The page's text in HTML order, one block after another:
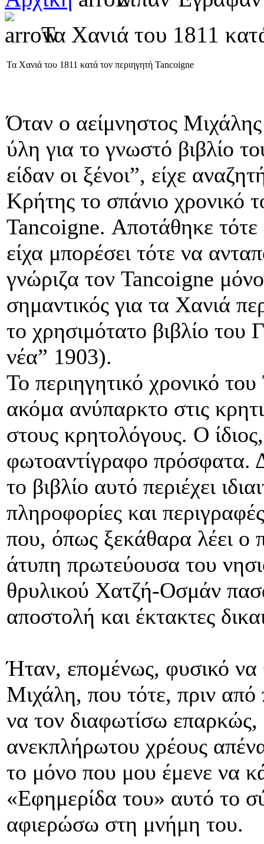
Τα Χανιά του 1811
Τα Χανιά του 1811 κατά τον περιηγητή Tancoigne
Όταν ο αείμνηστος
ύλη για το γνωστό βιβλίο
είδαν οι ξένοι”, είχε
Κρήτης το σπάνιο χρονικό
Tancoigne. Αποτάθηκε τότε
είχα μπορέσει τότε να
γνώριζα τον Tancoigne
σημαντικός για τα Χανιά
το χρησιμότατο βιβλίο
νέα” 1903).
Το περιηγητικό χρονικό
ακόμα ανύπαρκτο στις
στους κρητολόγους. Ο
φωτοαντίγραφο πρόσφατα.
το βιβλίο αυτό περιέχει
πληροφορίες και
που, όπως ξεκάθαρα λέει ο
άτυπη πρωτεύουσα του
θρυλικού Χατζή-Οσμάν
αποστολή και έκτακτες
Ήταν, επομένως, φυσικό
Μιχάλη, που τότε, πριν από
να τον διαφωτίσω επαρκώς,
ανεκπλήρωτου χρέους
το μόνο που μου έμενε να
«Εφημερίδα του» αυτό το
αφιερώσω στη μνήμη του.